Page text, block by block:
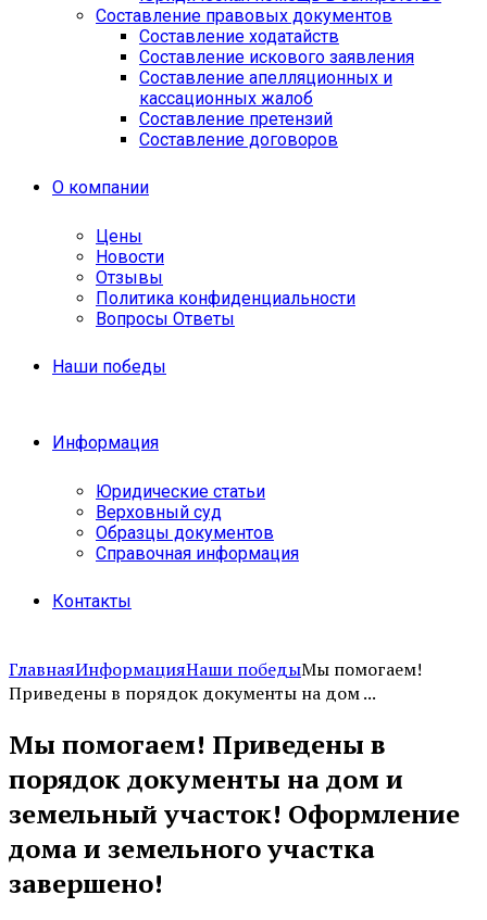
Составление правовых документов
Составление ходатайств
Составление искового заявления
Составление апелляционных и
кассационных жалоб
Cоставление претензий
Составление договоров
О компании
Цены
Новости
Отзывы
Политика конфиденциальности
Вопросы Ответы
Наши победы
Информация
Юридические статьи
Верховный суд
Образцы документов
Справочная информация
Контакты
ГлавнаяИнформацияНаши победыМы помогаем!
Приведены в порядок документы на дом ...
Мы помогаем! Приведены в
порядок документы на дом и
земельный участок! Оформление
дома и земельного участка
завершено!